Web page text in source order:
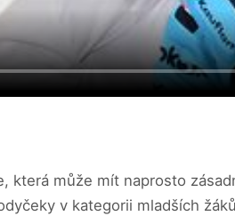
může mít naprosto
v kategorii mladších